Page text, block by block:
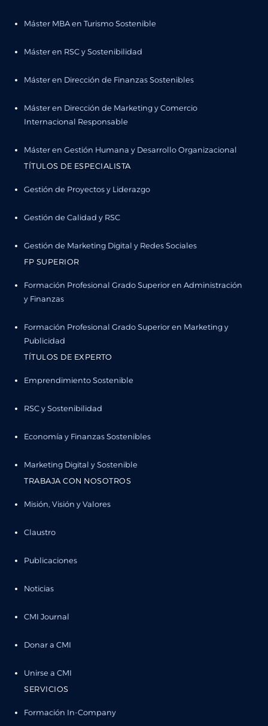
Máster MBA en Turismo Sostenible
Máster en RSC y Sostenibilidad
Máster en Dirección de Finanzas Sostenibles
Máster en Dirección de Marketing y Comercio
Internacional Responsable
Máster en Gestión Humana y Desarrollo Organizacional
TÍTULOS DE ESPECIALISTA
Gestión de Proyectos y Liderazgo
Gestión de Calidad y RSC
Gestión de Marketing Digital y Redes Sociales
FP SUPERIOR
Formación Profesional Grado Superior en Administración
y Finanzas
Formación Profesional Grado Superior en Marketing y
Publicidad
TÍTULOS DE EXPERTO
Emprendimiento Sostenible
RSC y Sostenibilidad
Economía y Finanzas Sostenibles
Marketing Digital y Sostenible
TRABAJA CON NOSOTROS
Misión, Visión y Valores
Claustro
Publicaciones
Noticias
CMI Journal
Donar a CMI
Unirse a CMI
SERVICIOS
Formación In-Company